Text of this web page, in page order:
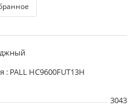
PALL HC9600FUT13H
3043